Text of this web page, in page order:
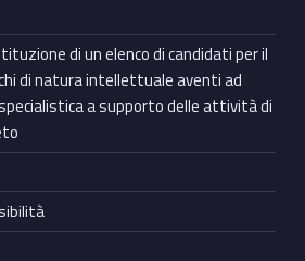
di un elenco di candidati per il
di natura intellettuale aventi ad
a supporto delle attività di